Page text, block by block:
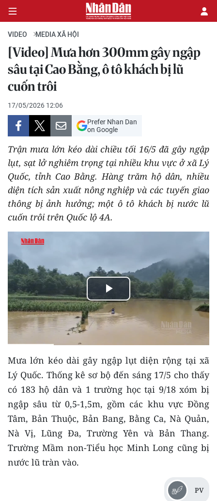
CHÍNH TRỊ
KINH TẾ
VĂN HÓA
XÃ HỘI
PHÁP LUẬT
DU LỊCH
THẾ GIỚI
THỂ THAO
GIÁO DỤC
Y TẾ
KHOA HỌC - CÔNG NGHỆ
MÔI TRƯỜNG
BẠN ĐỌC
KIỂM CHỨNG THÔNG TIN
TRI THỨC CHUYÊN SÂU
54 DÂN TỘC VIỆT NAM
CHƯƠNG TRÌNH OCOP - MỖI XÃ
MỘT SẢN PHẨM
VIDEO MEDIA XÃ HỘI
[Video] Mưa hơn 300mm gây ngập
sâu tại Cao Bằng, ô tô khách bị lũ
cuốn trôi
17/05/2026 12:06
Prefer Nhan Dan
on Google
Trận mưa lớn kéo dài chiều tối 16/5 đã gây ngập
lụt, sạt lở nghiêm trọng tại nhiều khu vực ở xã Lý
Quốc, tỉnh Cao Bằng. Hàng trăm hộ dân, nhiều
diện tích sản xuất nông nghiệp và các tuyến giao
thông bị ảnh hưởng; một ô tô khách bị nước lũ
cuốn trôi trên Quốc lộ 4A.
Play
Video
Mưa lớn kéo dài gây ngập lụt diện rộng tại xã
Lý Quốc. Thống kê sơ bộ đến sáng 17/5 cho thấy
có 183 hộ dân và 1 trường học tại 9/18 xóm bị
ngập sâu từ 0,5-1,5m, gồm các khu vực Đồng
Tâm, Bản Thuộc, Bản Bang, Bằng Ca, Nà Quản,
Nà Vị, Lũng Đa, Trường Yên và Bản Thang.
Trường Mầm non-Tiểu học Minh Long cũng bị
nước lũ tràn vào.
PV